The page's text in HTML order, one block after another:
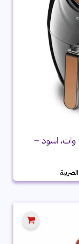
اير فراير ديجيتال كينوود، 7 لتر، 1800 وات، اسود –